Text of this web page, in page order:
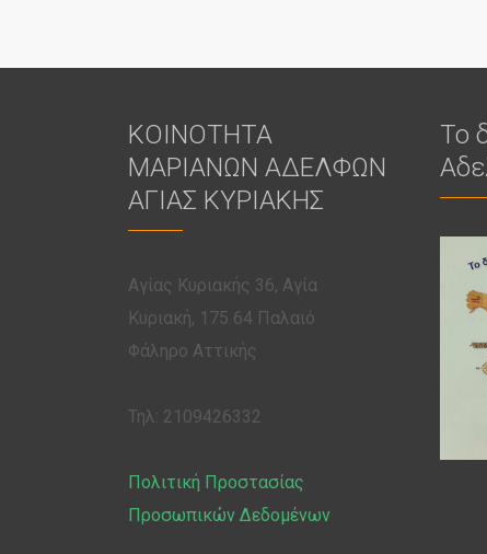
ΚΟΙΝΟΤΗΤΑ
ΜΑΡΙΑΝΩΝ ΑΔΕΛΦΩΝ
ΑΓΙΑΣ ΚΥΡΙΑΚΗΣ
Αγίας Κυριακής 36, Αγία
Κυριακή, 175 64 Παλαιό
Φάληρο Αττικής
Τηλ: 2109426332
Πολιτική Προστασίας
Προσωπικών Δεδομένων
Το